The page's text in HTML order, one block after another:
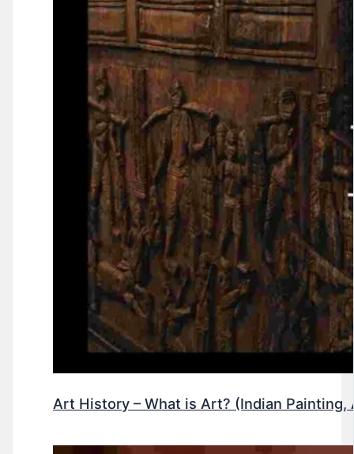
Art History – What is Art? (Indian